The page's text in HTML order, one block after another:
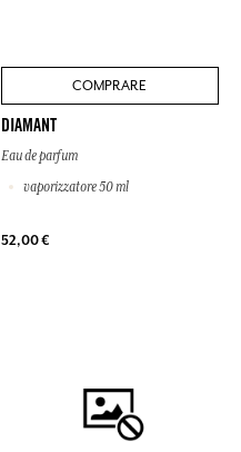
COMPRARE
DIAMANT
Eau de parfum
vaporizzatore 50 ml
52,00 €